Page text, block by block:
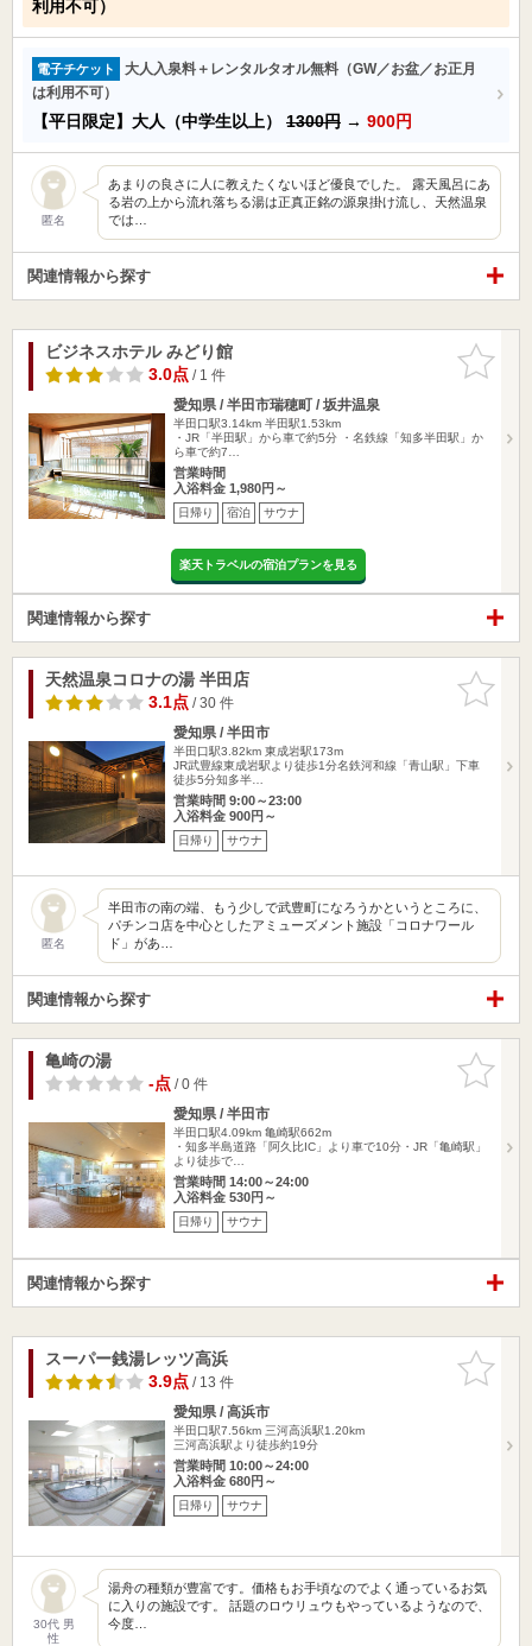
利用不可）
電子チケット
大人入泉料＋レンタルタオル無料（GW／お盆／お正月
は利用不可）
【平日限定】大人（中学生以上） 1300円 → 900円
匿名
あまりの良さに人に教えたくないほど優良でした。 露天風呂にあ
る岩の上から流れ落ちる湯は正真正銘の源泉掛け流し、天然温泉
では…
関連情報から探す
お気に入
りに追加
ビジネスホテル みどり館
3.0点/ 1 件
愛知県 / 半田市瑞穂町 / 坂井温泉
半田口駅3.14km 半田駅1.53km
・JR「半田駅」から車で約5分 ・名鉄線「知多半田駅」か
ら車で約7…
営業時間
入浴料金 1,980円～
日帰り 宿泊 サウナ
楽天トラベルの宿泊プランを見る
関連情報から探す
お気に入
りに追加
天然温泉コロナの湯 半田店
3.1点/ 30 件
愛知県 / 半田市
半田口駅3.82km 東成岩駅173m
JR武豊線東成岩駅より徒歩1分名鉄河和線「青山駅」下車
徒歩5分知多半…
営業時間 9:00～23:00
入浴料金 900円～
日帰り サウナ
匿名
半田市の南の端、もう少しで武豊町になろうかというところに、
パチンコ店を中心としたアミューズメント施設「コロナワール
ド」があ…
関連情報から探す
お気に入
りに追加
亀崎の湯
-点/ 0 件
愛知県 / 半田市
半田口駅4.09km 亀崎駅662m
・知多半島道路「阿久比IC」より車で10分・JR「亀崎駅」
より徒歩で…
営業時間 14:00～24:00
入浴料金 530円～
日帰り サウナ
関連情報から探す
お気に入
りに追加
スーパー銭湯レッツ高浜
3.9点/ 13 件
愛知県 / 高浜市
半田口駅7.56km 三河高浜駅1.20km
三河高浜駅より徒歩約19分
営業時間 10:00～24:00
入浴料金 680円～
日帰り サウナ
30代 男
性
湯舟の種類が豊富です。価格もお手頃なのでよく通っているお気
に入りの施設です。 話題のロウリュウもやっているようなので、
今度…